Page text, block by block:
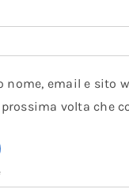
nome, email e sito
volta che